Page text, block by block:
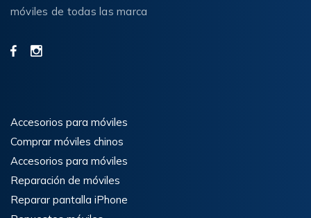
móviles de todas las marca
Accesorios para móviles
Comprar móviles chinos
Accesorios para móviles
Reparación de móviles
Reparar pantalla iPhone